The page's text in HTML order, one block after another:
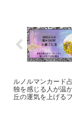
での生活が変わって
れないぐらいです
に...
ルノルマンカード
独を感じる人が温
丘の運気を上げる